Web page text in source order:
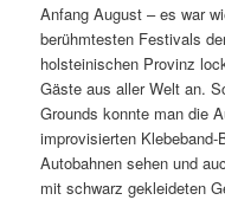
Anfang August – es war
berühmtesten Festivals
holsteinischen Provinz
Gäste aus aller Welt an.
Grounds konnte man die
improvisierten
Autobahnen sehen und
mit schwarz gekleideten